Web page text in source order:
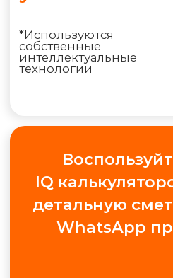
МЫ В СОЦ. СЕТЯХ
+7
Получить консультацию